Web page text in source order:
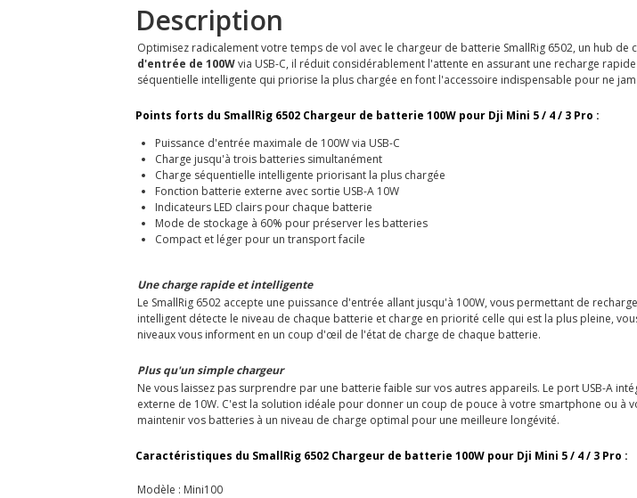
Description
Optimisez radicalement votre temps de vol avec le chargeur de batterie SmallRig 6502, un hub de
d'entrée de 100Wvia USB-C, il réduit considérablement l'attente en assurant une recharge
séquentielle intelligente qui priorise la plus chargée en font l'accessoire indispensable pour ne
Points forts du SmallRig 6502 Chargeur de batterie 100W pour Dji Mini 5 / 4 / 3 Pro :
Puissance d'entrée maximale de 100W via USB-C
Charge jusqu'à trois batteries simultanément
Charge séquentielle intelligente priorisant la plus chargée
Fonction batterie externe avec sortie USB-A 10W
Indicateurs LED clairs pour chaque batterie
Mode de stockage à 60% pour préserver les batteries
Compact et léger pour un transport facile
Une charge rapide et intelligente
Le SmallRig 6502 accepte une puissance d'entrée allant jusqu'à 100W, vous permettant de
intelligent détecte le niveau de chaque batterie et charge en priorité celle qui est la plus pleine,
niveaux vous informent en un coup d'œil de l'état de charge de chaque batterie.
Plus qu'un simple chargeur
Ne vous laissez pas surprendre par une batterie faible sur vos autres appareils. Le port USB-A
externe de 10W. C'est la solution idéale pour donner un coup de pouce à votre smartphone ou
maintenir vos batteries à un niveau de charge optimal pour une meilleure longévité.
Caractéristiques du SmallRig 6502 Chargeur de batterie 100W pour Dji Mini 5 / 4 / 3 Pro :
Modèle : Mini100